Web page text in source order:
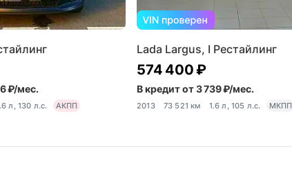
₽/мес.
л, 130 л.с. АКПП
Lada Largus, I Рестайлинг
574 400 ₽
В кредит от 3 739 ₽/мес.
2013 73 521 км 1.6 л, 105 л.с. МКПП